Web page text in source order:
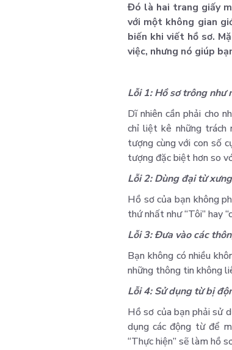
Đó là hai trang giấy
với một không gian
biến khi viết hồ sơ.
việc, nhưng nó giúp
Lỗi 1: Hồ sơ trông như
Dĩ nhiên cần phải cho
chỉ liệt kê những trách
tượng cùng với con số
tượng đặc biệt hơn so
Lỗi 2: Dùng đại từ
Hồ sơ của bạn không
thứ nhất như “Tôi” hay
Lỗi 3: Đưa vào các
Bạn không có nhiều
những thông tin không
Lỗi 4: Sử dụng từ bị
Hồ sơ của bạn phải sử
dụng các động từ để
“Thực hiện” sẽ làm hồ